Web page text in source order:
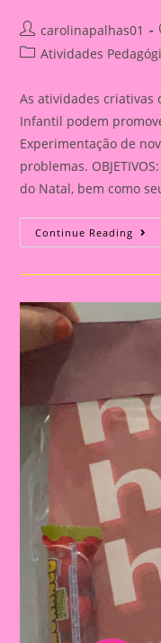
Post
author:
carolinapalhas01
PostAtividades
As atividades criativas
Infantil podem
Experimentação de
problemas.
do Natal, bem como
Continue Reading
De